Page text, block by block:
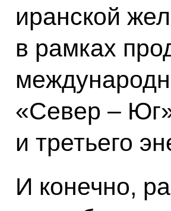
иранской
в рамках
«Север –
и третьего
И конечно,